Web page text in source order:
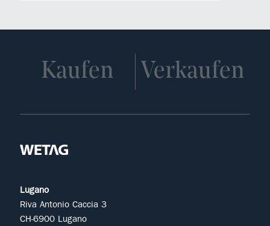
Kaufen Verkaufen
Lugano
Riva Antonio Caccia 3
CH-6900 Lugano